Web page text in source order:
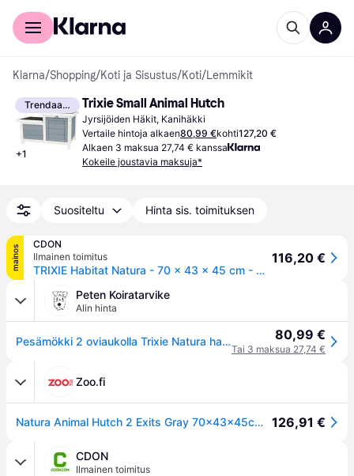
Kuluttajille
Klarna/Shopping/Koti ja Sisustus/Koti/Lemmikit
Trendaava
+1
Trixie Small Animal Hutch
Jyrsijöiden Häkit, Kanihäkki
Vertaile hintoja alkaen80,99 €kohti127,20 €
Alkaen 3 maksua 27,74 € kanssa
Kokeile joustavia maksuja*
Suositeltu Hinta sis. toimituksen
mainos
CDON
Ilmainen toimitus
TRIXIE Habitat Natura - 70 x 43 x 45 cm - Med två ingångar - Vit och grå - För kaniner
116,20 €
Peten Koiratarvike
Alin hinta
Pesämökki 2 oviaukolla Trixie Natura harmaa 70 x 43 x 45 cm 80,99 €
Tai 3 maksua 27,74 €
Zoo.fi
Natura Animal Hutch 2 Exits Gray 70×43×45cm - Pieneläimet - Häkit ja kuljetusvälineet - Trixie 126,91 €
CDON
Ilmainen toimitus